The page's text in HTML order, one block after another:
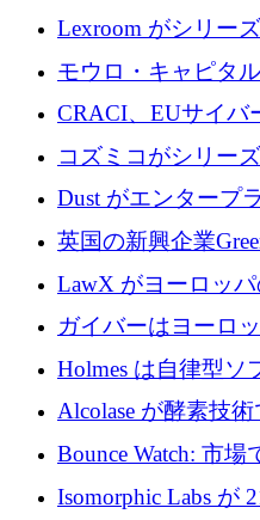
Lexroom がシリー
てヨーロッパ大陸
モウロ・キャピタ
ローズで4億ドルを
CRACI、EUサイバ
アンスプラットフ
コズミコがシリー
ロを調達
Dust がエンタープ
レイヤー」オペレ
するシリーズ B で
英国の新興企業
ドのエネルギー無
ンドを調達
LawX がヨーロッ
ング システムを構
を調達
ガイバーはヨーロ
貢献するために
Holmes は自律型ソ
万ユーロのプレシ
Alcolase が酵素技
り組むために 150
Bounce Watch: 市
ためのインテリジ
Isomorphic Labs が